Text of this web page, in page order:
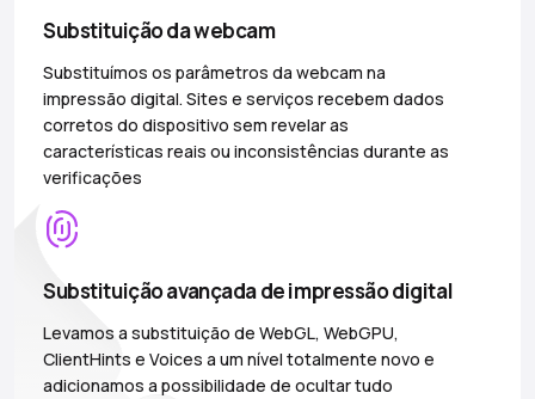
Substituição da webcam
Substituímos os parâmetros da webcam na
impressão digital. Sites e serviços recebem dados
corretos do dispositivo sem revelar as
características reais ou inconsistências durante as
verificações
Substituição avançada de impressão digital
Levamos a substituição de WebGL, WebGPU,
ClientHints e Voices a um nível totalmente novo e
adicionamos a possibilidade de ocultar tudo